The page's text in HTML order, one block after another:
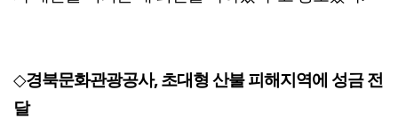
◇경북문화관광공사, 초대형 산불 피해지역에 성금 전
달